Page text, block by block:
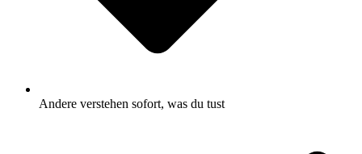
Andere verstehen sofort, was du tust